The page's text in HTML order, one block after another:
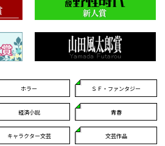
ホラー ＳＦ・ファンタジー
経済小説 青春
キャラクター文芸 文芸作品